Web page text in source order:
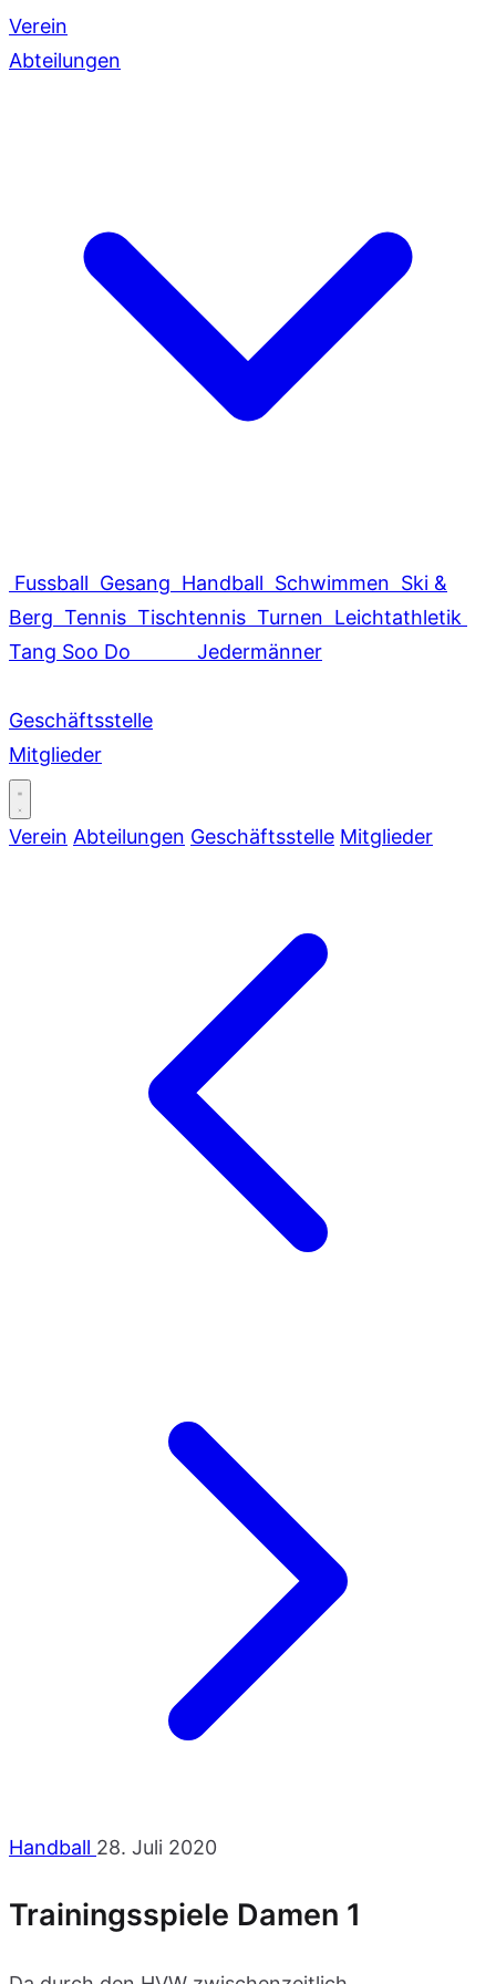
Verein
Abteilungen
Fussball Gesang Handball Schwimmen Ski &
Berg Tennis Tischtennis Turnen Leichtathletik
Tang Soo Do
Jedermänner
Geschäftsstelle
Mitglieder
Verein Abteilungen Geschäftsstelle Mitglieder
Handball 28. Juli 2020
Trainingsspiele Damen 1